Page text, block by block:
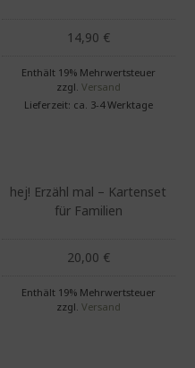
14,90 €
Enthält 19% Mehrwertsteuer
zzgl. Versand
Lieferzeit: ca. 3-4 Werktage
hej! Erzähl mal – Kartenset
für Familien
20,00 €
Enthält 19% Mehrwertsteuer
zzgl. Versand